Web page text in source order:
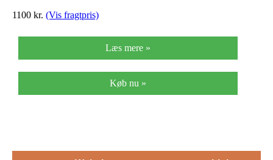
1100 kr. (Vis fragtpris)
Læs mere »
Køb nu »